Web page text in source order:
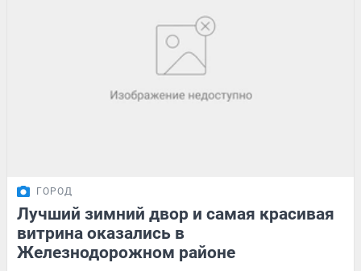
ГОРОД
Лучший зимний двор и самая красивая
витрина оказались в
Железнодорожном районе